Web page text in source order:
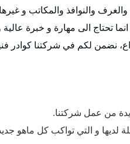
والغرف والنوافذ والمكاتب و
تحتاج الى مهارة و خبرة
نضمن لكم في شركتنا كوادر
من عمل شركتنا.
لديها و التي تواكب كل ماهو